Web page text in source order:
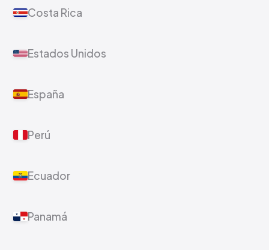
Costa Rica
Estados Unidos
España
Perú
Ecuador
Panamá